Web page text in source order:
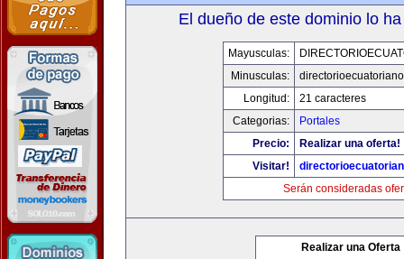
El dueño de este dominio lo
Mayusculas:
Minusculas:
Longitud:
21 caracteres
Categorias:
Portales
Precio:
Realizar una oferta!
Visitar!
Serán consideradas
Realizar una Oferta